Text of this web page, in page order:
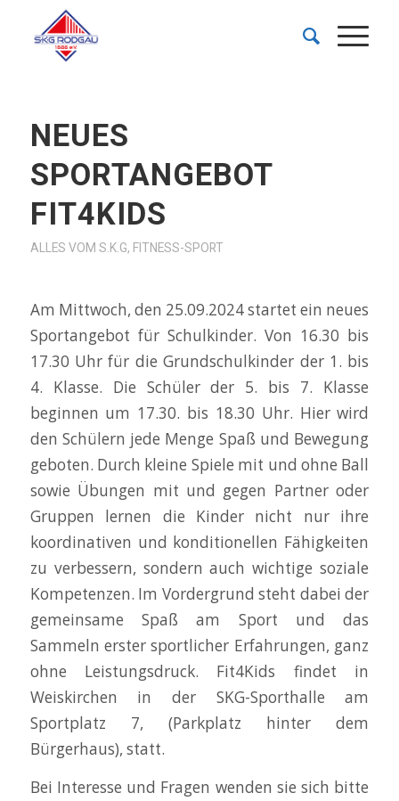
NEUES
SPORTANGEBOT
FIT4KIDS
ALLES VOM S.K.G, FITNESS-SPORT
Am Mittwoch, den 25.09.2024 startet ein neues
Sportangebot für Schulkinder. Von 16.30 bis
17.30 Uhr für die Grundschulkinder der 1. bis
4. Klasse. Die Schüler der 5. bis 7. Klasse
beginnen um 17.30. bis 18.30 Uhr. Hier wird
den Schülern jede Menge Spaß und Bewegung
geboten. Durch kleine Spiele mit und ohne Ball
sowie Übungen mit und gegen Partner oder
Gruppen lernen die Kinder nicht nur ihre
koordinativen und konditionellen Fähigkeiten
zu verbessern, sondern auch wichtige soziale
Kompetenzen. Im Vordergrund steht dabei der
gemeinsame Spaß am Sport und das
Sammeln erster sportlicher Erfahrungen, ganz
ohne Leistungsdruck. Fit4Kids findet in
Weiskirchen in der SKG-Sporthalle am
Sportplatz 7, (Parkplatz hinter dem
Bürgerhaus), statt.
Bei Interesse und Fragen wenden sie sich bitte